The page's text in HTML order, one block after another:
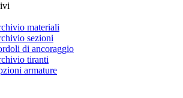
materiali
sezioni
di ancoraggio
tiranti
armature